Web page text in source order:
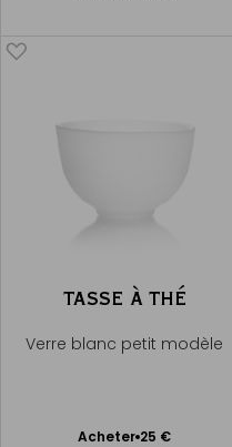
TASSE À THÉ
Verre blanc petit modèle
Acheter 25 €
Ajouter